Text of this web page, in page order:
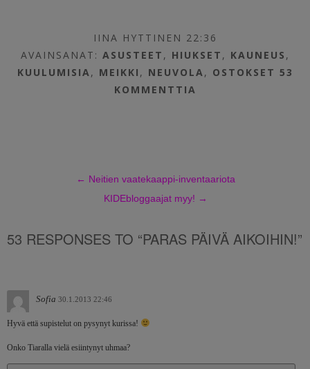
IINA HYTTINEN 22:36
AVAINSANAT:ASUSTEET , HIUKSET , KAUNEUS ,
KUULUMISIA, MEIKKI , NEUVOLA, OSTOKSET 53
KOMMENTTIA
← Neitien vaatekaappi-inventaariota
KIDEbloggaajat myy! →
53 RESPONSES TO “PARAS PÄIVÄ AIKOIHIN!”
Sofia 30.1.2013 22:46
Hyvä että supistelut on pysynyt kurissa!
Onko Tiaralla vielä esiintynyt uhmaa?